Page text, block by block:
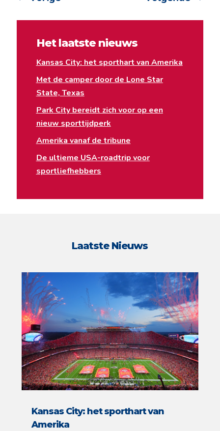
Het laatste nieuws
Kansas City: het sporthart van Amerika
Met de camper door de Lone Star
State, Texas
Park City bereidt zich voor op een
nieuw sporttijdperk
Amerika vanaf de tribune
De ultieme USA-roadtrip voor
sportliefhebbers
Laatste Nieuws
Kansas City: het sporthart van
Amerika